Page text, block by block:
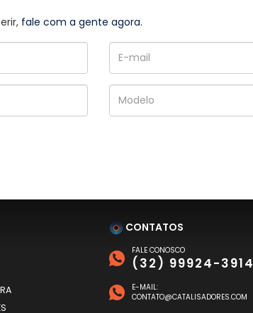
fale com a gente agora.
CONTATOS
FALE CONOSCO
(32) 99924-3914
E-MAIL:
CONTATO@CATALISADORES.COM